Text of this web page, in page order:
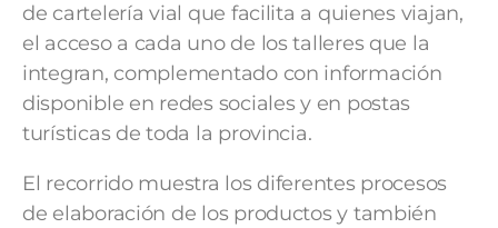
de cartelería vial que facilita a quienes viajan,
el acceso a cada uno de los talleres que la
integran, complementado con información
disponible en redes sociales y en postas
turísticas de toda la provincia.
El recorrido muestra los diferentes procesos
de elaboración de los productos y también